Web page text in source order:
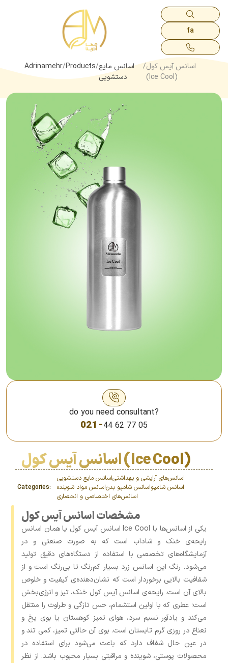
fa
Adrinamehr Products اسانس مایع
دستشویی
اسانس آیس کول
(Ice Cool)
do you need consultant?
021 -44 62 77 05
اسانس آیس کول (Ice Cool)
Categories:
اسانس مایع دستشوییاسانس‌های آرایشی و بهداشتی
اسانس مواد شویندهاسانس شامپو بدناسانس شامپو
اسانس‌های اختصاصی و انحصاری
مشخصات اسانس آیس کول
اسانس آیس کول یا همان اسانس Ice Cool یکی از اسانس‌ها با
رایحه‌ی خنک و شاداب است که به‌ صورت صنعتی و در
آزمایشگاه‌های تخصصی با استفاده از دستگاه‌های دقیق تولید
می‌شود. رنگ این اسانس زرد بسیار کم‌رنگ تا بی‌رنگ است و از
شفافیت بالایی برخوردار است که نشان‌دهنده‌ی کیفیت و خلوص
بالای آن است. رایحه‌ی اسانس آیس کول خنک، تیز و انرژی‌بخش
است؛ عطری که با اولین استشمام، حس تازگی و طراوت را منتقل
می‌کند و یادآور نسیم سرد، هوای تمیز کوهستان یا بوی یخ و
نعناع در روزی گرم تابستان است. بوی آن حالتی تمیز، کمی تند و
در عین حال شفاف دارد که باعث می‌شود برای استفاده در
محصولات پوستی، شوینده و مراقبتی بسیار محبوب باشد. از نظر